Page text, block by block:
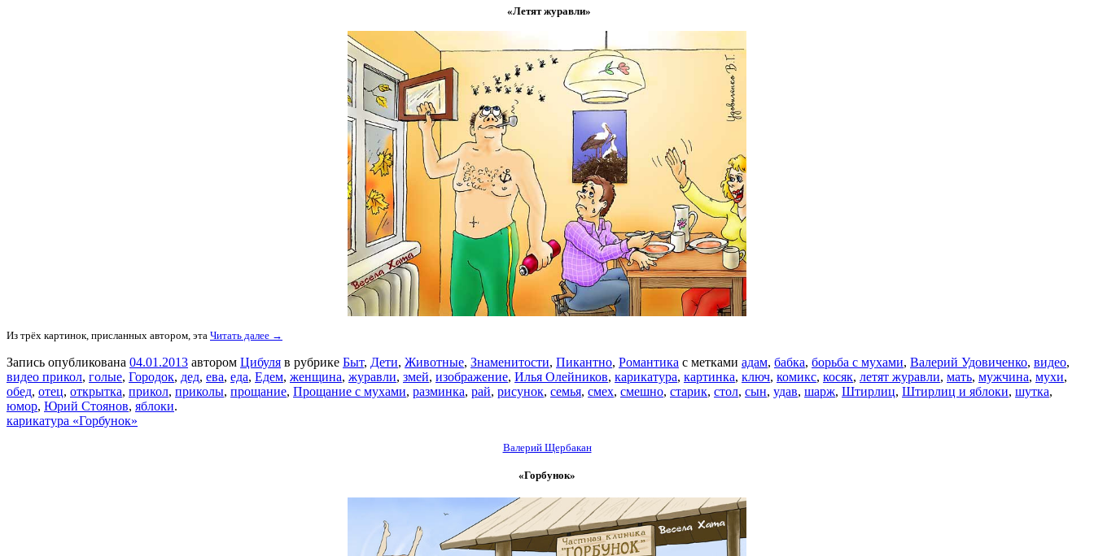
«Летят журавли»
Из трёх картинок, присланных автором, эта Читать далее →
Запись опубликована 04.01.2013 автором Цибуля в рубрике Быт, Дети, Животные, Знаменитости, Пикантно, Романтика с метками адам, бабка, борьба с мухами, Валерий Удовиченко, видео,
видео прикол, голые, Городок, дед, ева, еда, Едем, женщина, журавли, змей, изображение, Илья Олейников, карикатура, картинка, ключ, комикс, косяк, летят журавли, мать, мужчина, мухи,
обед, отец, открытка, прикол, приколы, прощание, Прощание с мухами, разминка, рай, рисунок, семья, смех, смешно, старик, стол, сын, удав, шарж, Штирлиц, Штирлиц и яблоки, шутка,
юмор, Юрий Стоянов, яблоки.
карикатура «Горбунок»
Валерий Щербакан
«Горбунок»